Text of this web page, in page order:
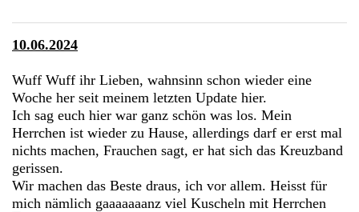
10.06.2024
Wuff Wuff ihr Lieben, wahnsinn schon wieder eine
Woche her seit meinem letzten Update hier.
Ich sag euch hier war ganz schön was los. Mein
Herrchen ist wieder zu Hause, allerdings darf er erst mal
nichts machen, Frauchen sagt, er hat sich das Kreuzband
gerissen.
Wir machen das Beste draus, ich vor allem. Heisst für
mich nämlich gaaaaaaanz viel Kuscheln mit Herrchen